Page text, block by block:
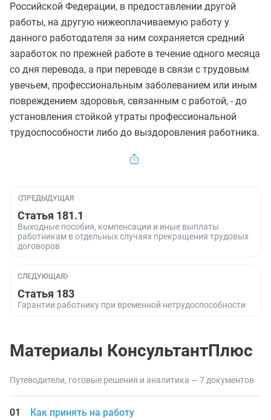
Российской Федерации, в предоставлении другой
работы, на другую нижеоплачиваемую работу у
данного работодателя за ним сохраняется средний
заработок по прежней работе в течение одного месяца
со дня перевода, а при переводе в связи с трудовым
увечьем, профессиональным заболеванием или иным
повреждением здоровья, связанным с работой, - до
установления стойкой утраты профессиональной
трудоспособности либо до выздоровления работника.
ПРЕДЫДУЩАЯ
Статья 181.1
Выходные пособия, компенсации и иные выплаты
работникам в отдельных случаях прекращения трудовых
договоров
СЛЕДУЮЩАЯ
Статья 183
Гарантии работнику при временной нетрудоспособности
Материалы КонсультантПлюс
Путеводители, готовые решения и аналитика — 7 документов
Как принять на работу